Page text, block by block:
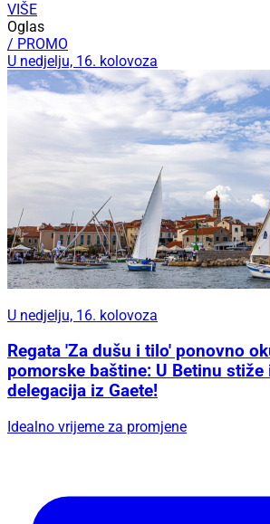
VIŠE
Oglas
/ PROMO
U nedjelju, 16. kolovoza
U nedjelju, 16. kolovoza
Regata 'Za dušu i tilo' ponovno
pomorske baštine: U Betinu stiže
delegacija iz Gaete!
Idealno vrijeme za promjene